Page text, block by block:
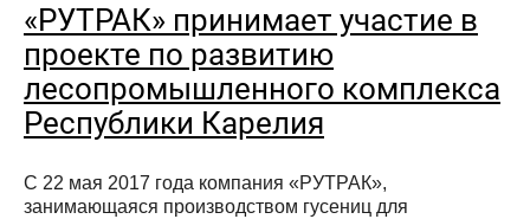
«РУТРАК» принимает участие в
проекте по развитию
лесопромышленного комплекса
Республики Карелия
С 22 мая 2017 года компания «РУТРАК»,
занимающаяся производством гусениц для